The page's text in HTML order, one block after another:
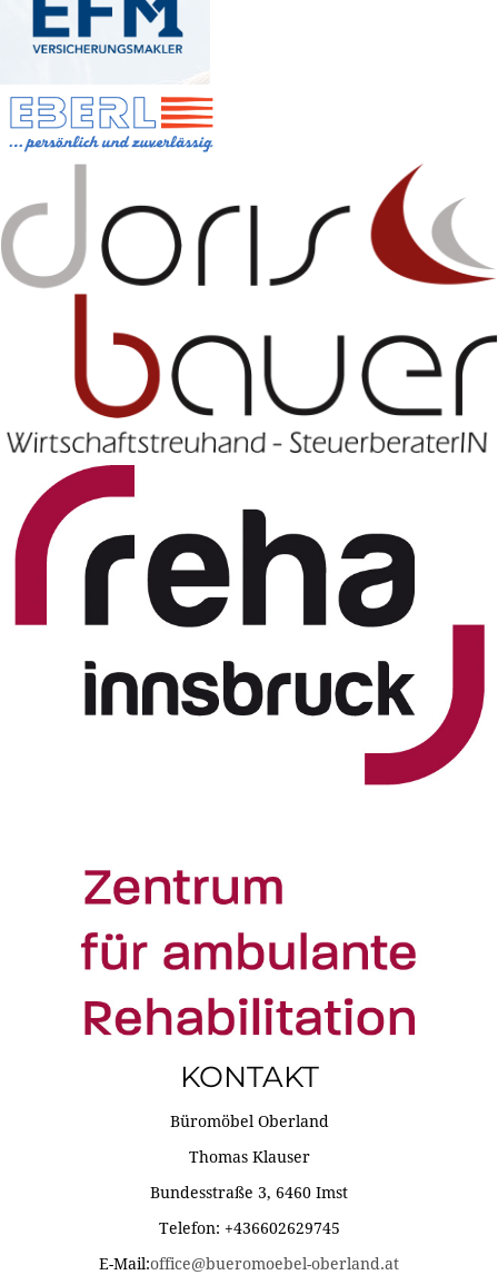
KONTAKT
Büromöbel Oberland
Thomas Klauser
Bundesstraße 3, 6460 Imst
Telefon: +436602629745
E-Mail:office@bueromoebel-oberland.at